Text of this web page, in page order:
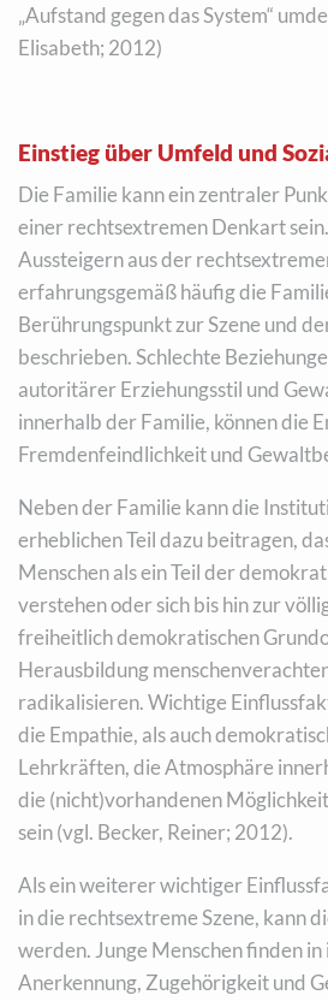
„Aufstand gegen das System“
Elisabeth; 2012)
Einstieg über Umfeld und
Die Familie kann ein zentraler
einer rechtsextremen Denkart
Aussteigern aus der
erfahrungsgemäß häufig die
Berührungspunkt zur Szene und
beschrieben. Schlechte
autoritärer Erziehungsstil und
innerhalb der Familie, können die
Fremdenfeindlichkeit und
Neben der Familie kann die
erheblichen Teil dazu beitragen,
Menschen als ein Teil der
verstehen oder sich bis hin zur
freiheitlich demokratischen
Herausbildung
radikalisieren. Wichtige
die Empathie, als auch
Lehrkräften, die Atmosphäre
die (nicht)vorhandenen
sein (vgl. Becker, Reiner; 2012).
Als ein weiterer wichtiger
in die rechtsextreme Szene, kann
werden. Junge Menschen finden
Anerkennung, Zugehörigkeit und